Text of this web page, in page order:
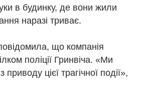
в будинку, де вони жили
наразі триває.
що компанія
поліції Гринвіча. «Ми
цієї трагічної події»,